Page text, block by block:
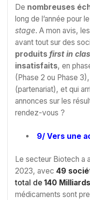
De nombreuses
long de l’année pour
stage. A mon avis,
avant tout sur des
produits first in
insatisfaits, en
(Phase 2 ou Phase
(partenariat), et qui
annonces sur les
rendez-vous ?
9/ Vers une
Le secteur Biotech a
2023, avec 49
total de 140
médicaments sont